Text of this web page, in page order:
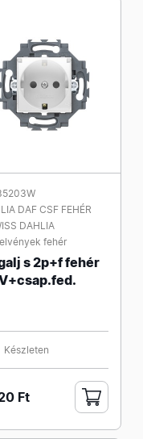
DAF CSF FEHÉR
DAHLIA
fehér
s 2p+f fehér
Készleten
Ft